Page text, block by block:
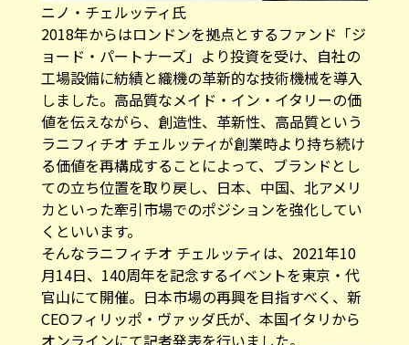
ニノ・チェルッティ氏
2018年からはロンドンを拠点とするファンド「ジ
ョード・パートナーズ」より投資を受け、自社の
工場設備に紡績と織機の革新的な技術機械を導入
しました。高品質なメイド・イン・イタリーの価
値を伝えながら、創造性、革新性、高品質という
ラニフィチオ チェルッティが創業時より持ち続け
る価値を再構成することによって、ブランドとし
ての立ち位置を取り戻し、日本、中国、北アメリ
カといった牽引市場でのポジションを強化してい
くといいます。
そんなラニフィチオ チェルッティは、2021年10
月14日、140周年を記念するイベントを東京・代
官山にて開催。日本市場の再興を目指すべく、新
CEOフィリッポ・ヴァッダ氏が、本国イタリから
オンラインにて記者発表を行いました。